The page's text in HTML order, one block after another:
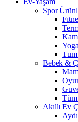
Ev-Yaşam
Spor
Bebek &
Akıllı Ev